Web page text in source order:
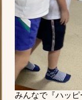
みんなで『ハッ